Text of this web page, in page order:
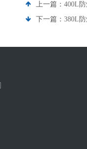
上一篇： 400L
下一篇： 380L